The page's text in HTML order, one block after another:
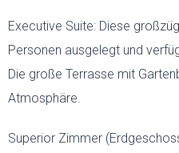
Executive Suite: Diese
Personen ausgelegt und
Die große Terrasse mit
Atmosphäre.
Superior Zimmer